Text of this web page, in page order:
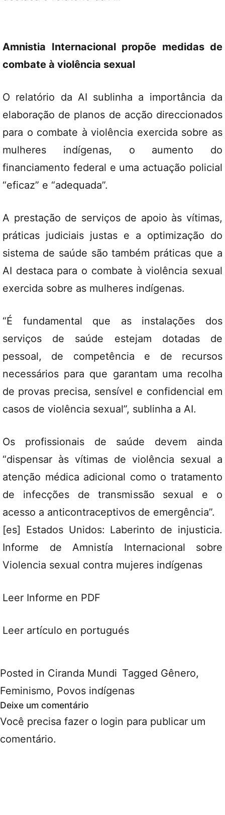
Amnistia Internacional propõe medidas de
combate à violência sexual
O relatório da AI sublinha a importância da
elaboração de planos de acção direccionados
para o combate à violência exercida sobre as
mulheres indígenas, o aumento do
financiamento federal e uma actuação policial
“eficaz” e “adequada”.
A prestação de serviços de apoio às vítimas,
práticas judiciais justas e a optimização do
sistema de saúde são também práticas que a
AI destaca para o combate à violência sexual
exercida sobre as mulheres indígenas.
“É fundamental que as instalações dos
serviços de saúde estejam dotadas de
pessoal, de competência e de recursos
necessários para que garantam uma recolha
de provas precisa, sensível e confidencial em
casos de violência sexual”, sublinha a AI.
Os profissionais de saúde devem ainda
“dispensar às vítimas de violência sexual a
atenção médica adicional como o tratamento
de infecções de transmissão sexual e o
acesso a anticontraceptivos de emergência”.
[es] Estados Unidos: Laberinto de injusticia.
Informe de Amnistía Internacional sobre
Violencia sexual contra mujeres indígenas
Leer Informe en PDF
Leer artículo en portugués
Posted in Ciranda Mundi Tagged Gênero,
Feminismo, Povos indígenas
Deixe um comentário
Você precisa fazer o login para publicar um
comentário.